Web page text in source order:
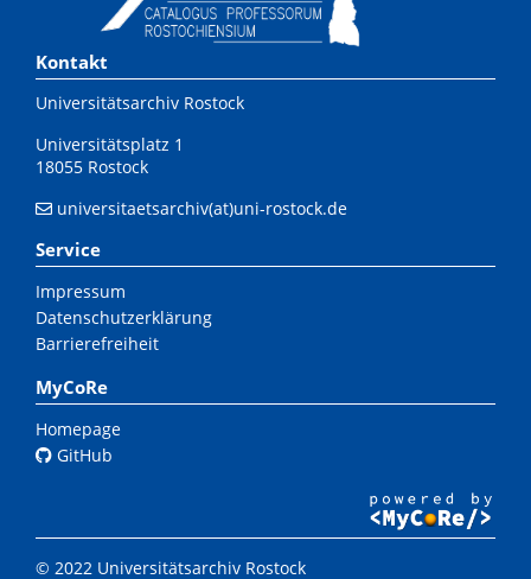
Kontakt
Universitätsarchiv Rostock
Universitätsplatz 1
18055 Rostock
universitaetsarchiv(at)uni-rostock.de
Service
Impressum
Datenschutzerklärung
Barrierefreiheit
MyCoRe
Homepage
GitHub
© 2022 Universitätsarchiv Rostock